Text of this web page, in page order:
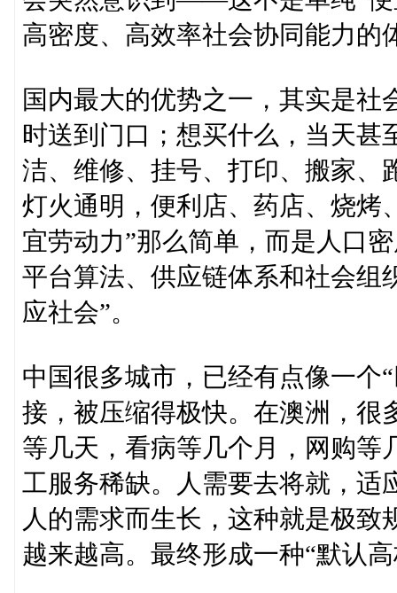
高密度、高效率社会协同能力的
国内最大的优势之一，其实是
时送到门口；想买什么，当天甚
洁、维修、挂号、打印、搬家、
灯火通明，便利店、药店、烧烤
宜劳动力”那么简单，而是人口
平台算法、供应链体系和社会组
应社会”。
中国很多城市，已经有点像一个
接，被压缩得极快。在澳洲，很
等几天，看病等几个月，网购等
工服务稀缺。人需要去将就，适
人的需求而生长，这种就是极
越来越高。最终形成一种“默认